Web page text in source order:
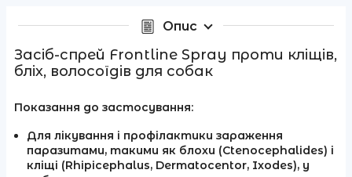
Опис
Засіб-спрей Frontline Spray проти кліщів,
бліх, волосоїдів для собак
Показання до застосування:
Для лікування і профілактики зараження
паразитами, такими як блохи (Ctenocephalides) і
кліщі (Rhipicephalus, Dermatocentor, Ixodes), у